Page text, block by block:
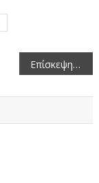
Επίσκεψη μεγάλου κυβερνητικού κλιμακίου στα Γρεβενά